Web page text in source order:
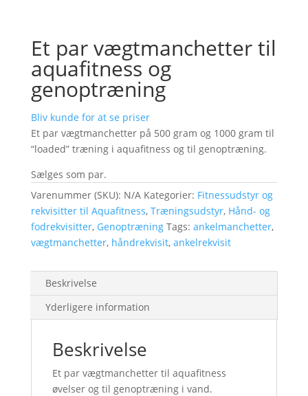
Et par vægtmanchetter til
aquafitness og
genoptræning
Bliv kunde for at se priser
Et par vægtmanchetter på 500 gram og 1000 gram til
“loaded” træning i aquafitness og til genoptræning.
Sælges som par.
Varenummer (SKU): N/A Kategorier: Fitnessudstyr og
rekvisitter til Aquafitness, Træningsudstyr, Hånd- og
fodrekvisitter, Genoptræning Tags: ankelmanchetter,
vægtmanchetter, håndrekvisit, ankelrekvisit
Beskrivelse
Yderligere information
Beskrivelse
Et par vægtmanchetter til aquafitness
øvelser og til genoptræning i vand.